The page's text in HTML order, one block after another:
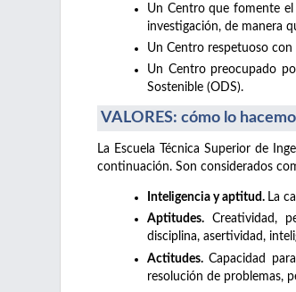
Un Centro que fomente
investigación, de manera
Un Centro respetuoso
Un Centro preocupado
Sostenible (ODS).
VALORES: cómo lo
La Escuela Técnica Superior de
continuación. Son considerados
Inteligencia y aptitud. La
Aptitudes. Creatividad,
disciplina, asertividad,
Actitudes. Capacidad
resolución de problemas,